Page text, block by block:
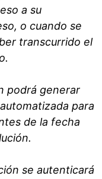
a su
o cuando se
transcurrido el
podrá generar
para
de la fecha
se autenticará